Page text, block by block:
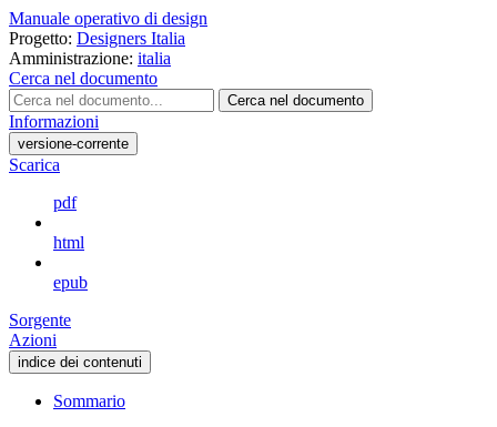
Manuale operativo di design
Progetto: Designers Italia
Amministrazione: italia
Cerca nel documento
Cerca nel documento
Informazioni
versione-corrente
Scarica
pdf
html
epub
Sorgente
Azioni
indice dei contenuti
Sommario